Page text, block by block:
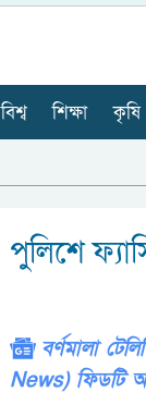
বিশ্ব শিক্ষা কৃষি
পুলিশে
বর্ণমালা
News) ফিডটি